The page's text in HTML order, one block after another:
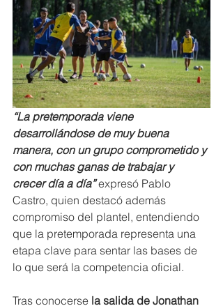
“La pretemporada viene
desarrollándose de muy buena
manera, con un grupo comprometido y
con muchas ganas de trabajar y
crecer día a día” expresó Pablo
Castro, quien destacó además
compromiso del plantel, entendiendo
que la pretemporada representa una
etapa clave para sentar las bases de
lo que será la competencia oficial.
Tras conocerse la salida de Jonathan